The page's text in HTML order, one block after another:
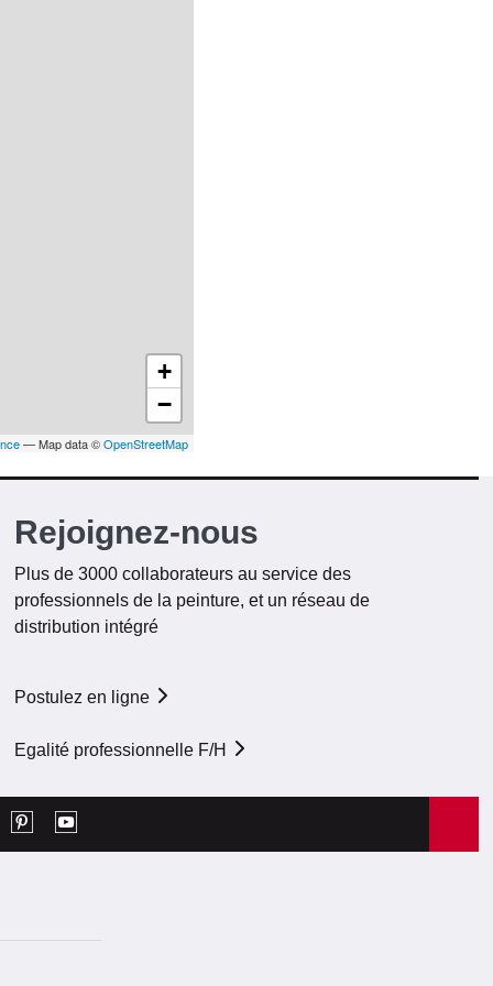
+
−
— Map data ©OpenStreetMap
Rejoignez-nous
Plus de 3000 collaborateurs au service des
professionnels de la peinture, et un réseau de
distribution intégré
Postulez en ligne
Egalité professionnelle F/H